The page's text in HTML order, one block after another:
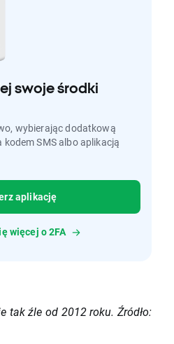
swoje środki
wybierając dodatkową
SMS albo aplikacją
aplikację
więcej o 2FA
tak źle od 2012 roku. Źródło: